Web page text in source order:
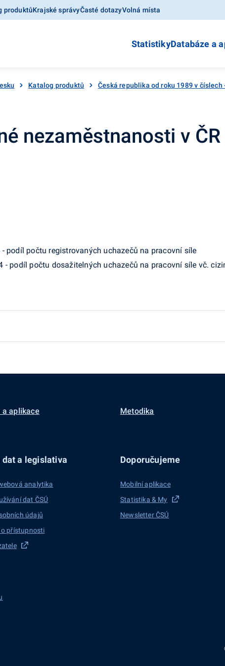
produktůKrajské správyČasté dotazyVolná místa
StatistikyDatabáze a
Katalog produktů Česká republika od roku 1989 v
nezaměstnanosti v
podíl počtu registrovaných uchazečů na pracovní síle
- podíl počtu dosažitelných uchazečů na pracovní síle vč.
a aplikace Metodika
dat a legislativa
analytika
dat ČSÚ
údajů
o přístupnosti
Doporučujeme
Mobilní aplikace
Statistika & My
Newsletter ČSÚ